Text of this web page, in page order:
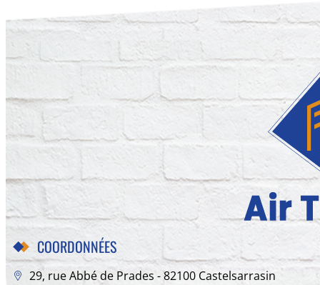
COORDONNÉES
29, rue Abbé de Prades - 82100 Castelsarrasin